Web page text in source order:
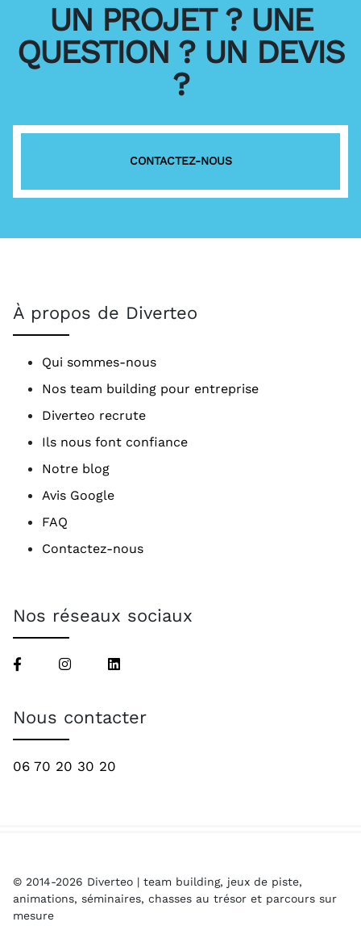
UN PROJET ? UNE
QUESTION ? UN DEVIS
?
CONTACTEZ-NOUS
À propos de Diverteo
Qui sommes-nous
Nos team building pour entreprise
Diverteo recrute
Ils nous font confiance
Notre blog
Avis Google
FAQ
Contactez-nous
Nos réseaux sociaux
Nous contacter
06 70 20 30 20
© 2014-2026 Diverteo | team building, jeux de piste,
animations, séminaires, chasses au trésor et parcours sur
mesure